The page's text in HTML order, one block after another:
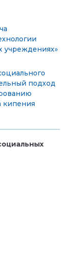
учреждениях»
подход
кипения